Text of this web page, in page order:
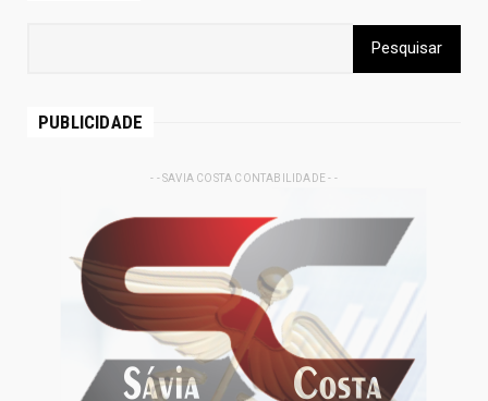
PUBLICIDADE
- - SAVIA COSTA CONTABILIDADE - -